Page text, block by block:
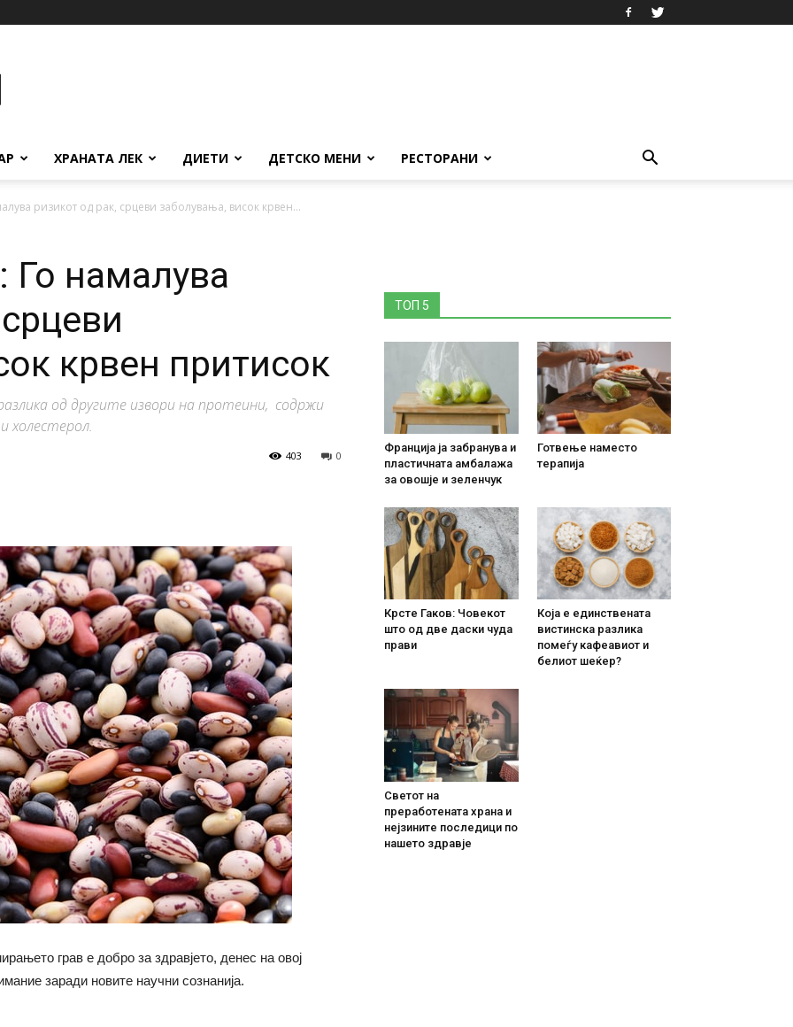
ХРАНАТА ЛЕК ДИЕТИ ДЕТСКО МЕНИ РЕСТОРАНИ
ризикот од рак, срцеви заболувања, висок крвен...
Го намалува
крвен притисок
од другите извори на протеини, содржи
холестерол.
0
403
грав е добро за здравјето, денес на овој
заради новите научни сознанија.
ТОП 5
Франција ја забранува и
пластичната амбалажа
за овошје и зеленчук
Готвење наместо
терапија
Крсте Гаков: Човекот
што од две даски чуда
прави
Која е единствената
вистинска разлика
помеѓу кафеавиот и
белиот шеќер?
Светот на
преработената храна и
нејзините последици по
нашето здравје